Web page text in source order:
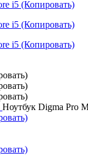
Ноутбук Digma Pro